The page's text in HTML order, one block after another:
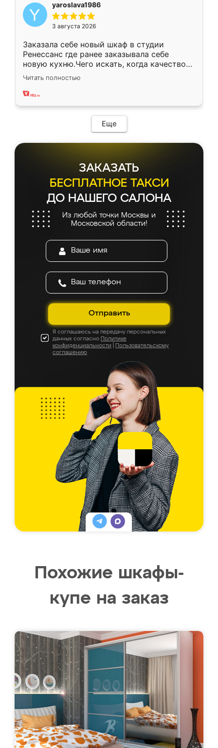
yaroslava1986
3 августа 2026
Заказала себе новый шкаф в студии
Ренессанс где ранее заказывала себе
новую кухню.Чего искать, когда качеством
вполне довольна. Служит кухня уже почти
два года, нареканий нет.
Читать полностью
Еще
ЗАКАЗАТЬ
БЕСПЛАТНОЕ ТАКСИ
ДО НАШЕГО САЛОНА
Из любой точки Москвы и
Московской области!
Отправить
Я соглашаюсь на передачу персональных
данных согласно Политике
конфиденциальности
Пользовательскому
соглашению
Похожие шкафы-
купе на заказ